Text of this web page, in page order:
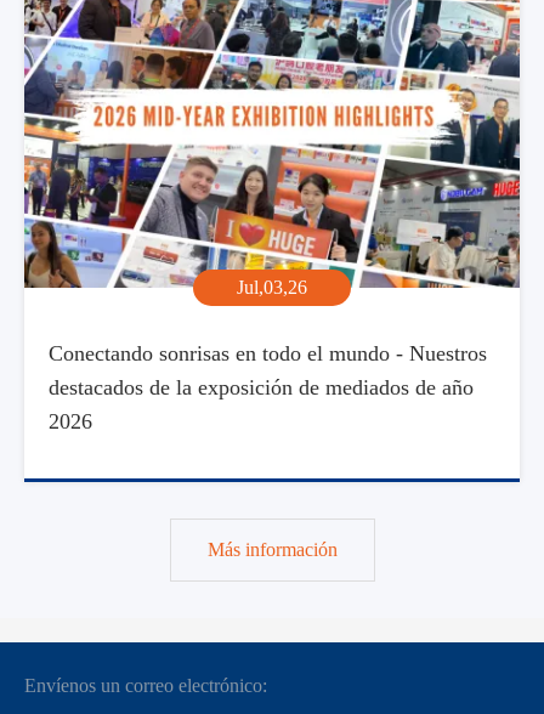
Jul,03,26
Conectando sonrisas en todo el mundo - Nuestros
destacados de la exposición de mediados de año
2026
Más información
Envíenos un correo electrónico: